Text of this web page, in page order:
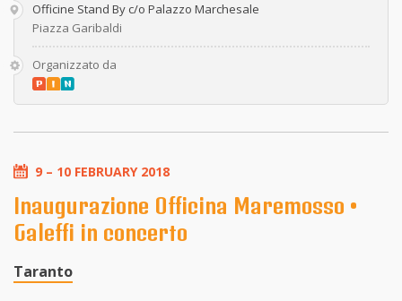
Officine Stand By c/o Palazzo Marchesale
Piazza Garibaldi
Organizzato da
9 – 10 FEBRUARY 2018
Inaugurazione Officina Maremosso •
Galeffi in concerto
Taranto